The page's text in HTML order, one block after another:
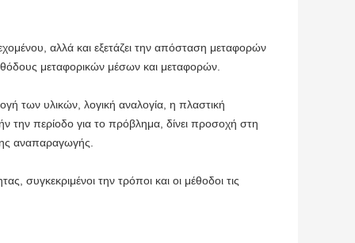
αλλά και εξετάζει την απόσταση μεταφορών
μεταφορικών μέσων και μεταφορών.
των υλικών, λογική αναλογία, η πλαστική
την περίοδο για το πρόβλημα, δίνει προσοχή στη
αναπαραγωγής.
συγκεκριμένοι την τρόποι και οι μέθοδοι τις